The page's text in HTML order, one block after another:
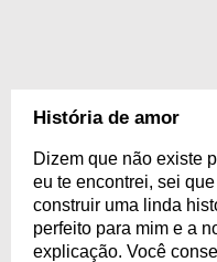
História de amor
Dizem que não existe
eu te encontrei, sei
construir uma linda
perfeito para mim e a
explicação. Você